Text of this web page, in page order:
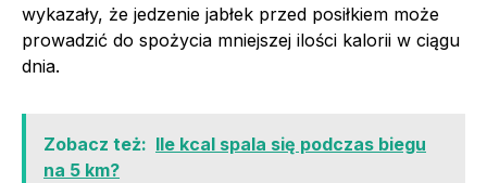
wykazały, że jedzenie jabłek przed posiłkiem może
prowadzić do spożycia mniejszej ilości kalorii w ciągu
dnia.
Zobacz też: Ile kcal spala się podczas biegu
na 5 km?